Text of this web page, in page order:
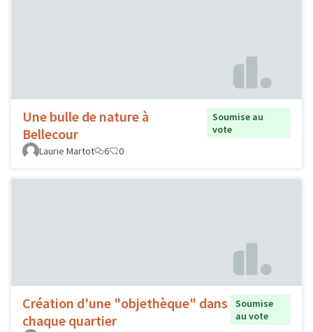
Une bulle de nature à
Bellecour
Soumise au
vote
Laurie Martot
6 0
Création d'une "objethèque" dans
chaque quartier
Soumise
au vote